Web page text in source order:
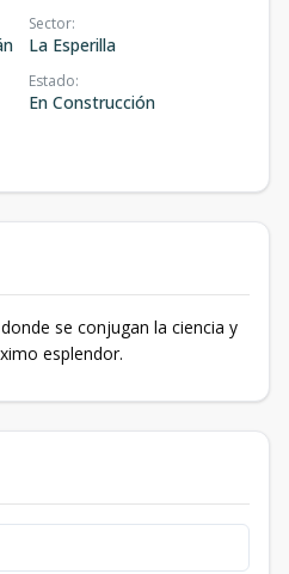
Sector:
La Esperilla
Estado:
En Construcción
se conjugan la ciencia y
esplendor.